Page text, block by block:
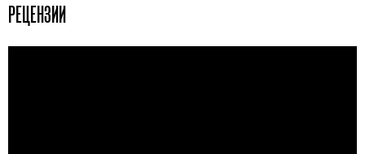
РЕЦЕНЗИИ